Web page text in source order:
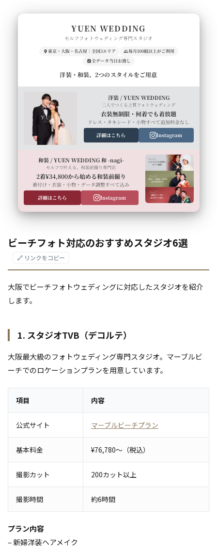
YUEN WEDDING
セルフフォトウェディング専門スタジオ
東京・大阪・名古屋｜全国3エリア
毎月100組以上がご利用
全データ当日お渡し
洋装・和装、2つのスタイルをご用意
洋装 / YUEN WEDDING
二人でつくる上質フォトウェディング
衣装無制限・何着でも着放題
ドレス・タキシード・小物すべて追加料金なし
詳細はこちら
Instagram
和装 / YUEN WEDDING 和 -nagi-
セルフで叶える、和装前撮り専門店
2着¥34,800から始める和装前撮り
着付け・衣装・小物・データ調整すべて込み
詳細はこちら
Instagram
ビーチフォト対応のおすすめスタジオ6選
🔗 リンクをコピー
大阪でビーチフォトウェディングに対応したスタジオを紹介
します。
1. スタジオTVB（デコルテ）
大阪最大級のフォトウェディング専門スタジオ。マーブルビ
ーチでのロケーションプランを用意しています。
項目 内容
公式サイト マーブルビーチプラン
基本料金 ¥76,780〜（税込）
撮影カット 200カット以上
撮影時間 約6時間
プラン内容
– 新婦洋装ヘアメイク